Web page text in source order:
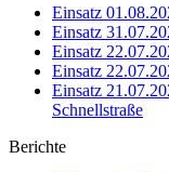
Einsatz
Einsatz
Einsatz
Einsatz
Einsatz
Schnellstraße
Berichte